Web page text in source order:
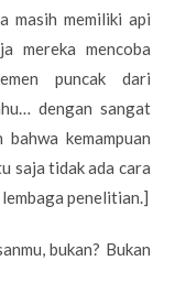
masih memiliki api
mereka mencoba
puncak dari
dengan sangat
kemampuan
saja tidak ada cara
penelitian.]
bukan? Bukan